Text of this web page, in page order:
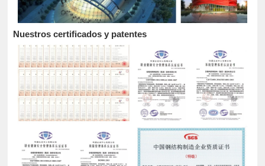
Nuestros certificados y patentes